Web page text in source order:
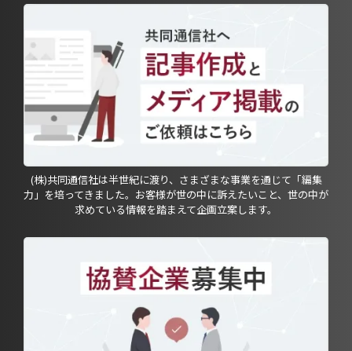
(株)共同通信社は半世紀に渡り、さまざまな事業を通じて「編集
力」を培ってきました。お客様が世の中に訴えたいこと、世の中が
求めている情報を踏まえて企画立案します。